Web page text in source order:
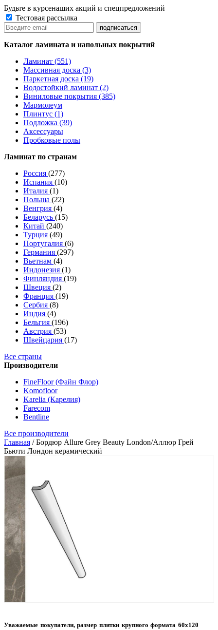
Будьте в курсенаших акций и спецпредложений
Тестовая рассылка
Каталог ламината и напольных покрытий
Ламинат (551)
Массивная доска (3)
Паркетная доска (19)
Водостойкий ламинат (2)
Виниловые покрытия (385)
Мармолеум
Плинтус (1)
Подложка (39)
Аксессуары
Пробковые полы
Ламинат по странам
Россия (277)
Испания (10)
Италия (1)
Польша (22)
Венгрия (4)
Беларусь (15)
Китай (240)
Турция (49)
Португалия (6)
Германия (297)
Вьетнам (4)
Индонезия (1)
Финляндия (19)
Швеция (2)
Франция (19)
Сербия (8)
Индия (4)
Бельгия (196)
Австрия (53)
Швейцария (17)
Все страны
Производители
FineFloor (Файн Флор)
Komofloor
Karelia (Карелия)
Farecom
Bentline
Все производители
Главная /Бордюр Allure Grey Beauty London/Аллюр Грей
Бьюти Лондон керамический
Уважаемые покупатели, размер плитки крупного формата 60х120